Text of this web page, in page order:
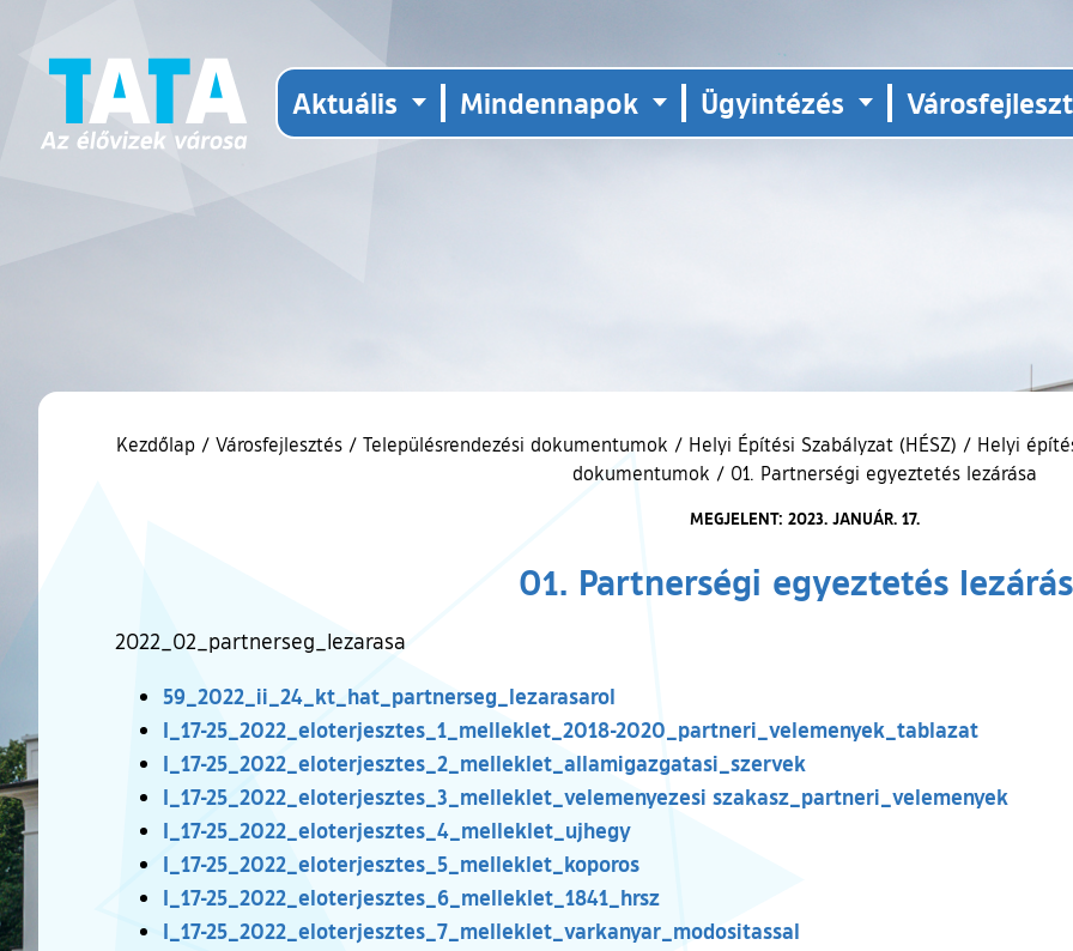
Aktuális Mindennapok Ügyintézés
Kezdőlap / Városfejlesztés / Településrendezési dokumentumok / Helyi Építési Szabályzat (HÉSZ) / Helyi
dokumentumok / 01. Partnerségi egyeztetés lezárása
MEGJELENT: 2023. JANUÁR. 17.
01. Partnerségi egyeztetés
2022_02_partnerseg_lezarasa
59_2022_ii_24_kt_hat_partnerseg_lezarasarol
I_17-25_2022_eloterjesztes_1_melleklet_2018-2020_partneri_velemenyek_tablazat
I_17-25_2022_eloterjesztes_2_melleklet_allamigazgatasi_szervek
I_17-25_2022_eloterjesztes_3_melleklet_velemenyezesi szakasz_partneri_velemenyek
I_17-25_2022_eloterjesztes_4_melleklet_ujhegy
I_17-25_2022_eloterjesztes_5_melleklet_koporos
I_17-25_2022_eloterjesztes_6_melleklet_1841_hrsz
I_17-25_2022_eloterjesztes_7_melleklet_varkanyar_modositassal